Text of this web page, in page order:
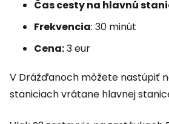
Čas cesty na hlavnú
Frekvencia: 30 minút
Cena:3 eur
V Drážďanoch môžete nastúpiť
staniciach vrátane hlavnej